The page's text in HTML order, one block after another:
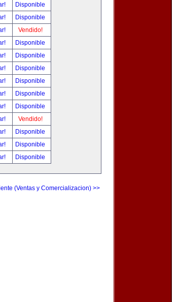
Disponible
Disponible
Vendido!
Disponible
Disponible
Disponible
Disponible
Disponible
Disponible
Vendido!
Disponible
Disponible
Disponible
(Ventas y Comercializacion) >>